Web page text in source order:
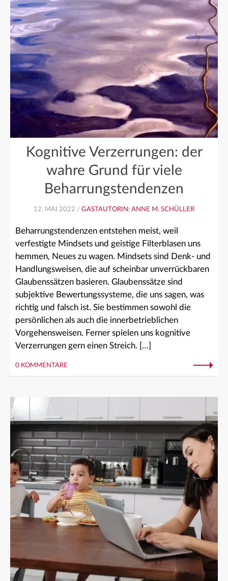
Kognitive Verzerrungen: der
wahre Grund für viele
Beharrungstendenzen
12. MAI 2022 / GASTAUTORIN: ANNE M. SCHÜLLER
Beharrungstendenzen entstehen meist, weil
verfestigte Mindsets und geistige Filterblasen uns
hemmen, Neues zu wagen. Mindsets sind Denk- und
Handlungsweisen, die auf scheinbar unverrückbaren
Glaubenssätzen basieren. Glaubenssätze sind
subjektive Bewertungssysteme, die uns sagen, was
richtig und falsch ist. Sie bestimmen sowohl die
persönlichen als auch die innerbetrieblichen
Vorgehensweisen. Ferner spielen uns kognitive
Verzerrungen gern einen Streich. […]
0 KOMMENTARE